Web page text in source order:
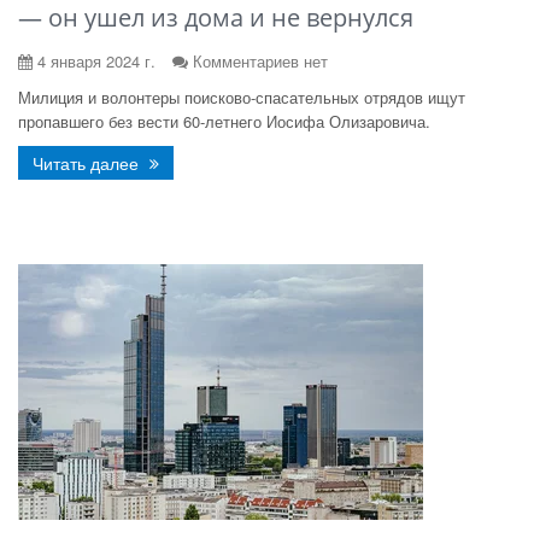
— он ушел из дома и не вернулся
4 января 2024 г.
Комментариев нет
Милиция и волонтеры поисково-спасательных отрядов ищут
пропавшего без вести 60-летнего Иосифа Олизаровича.
Читать далее